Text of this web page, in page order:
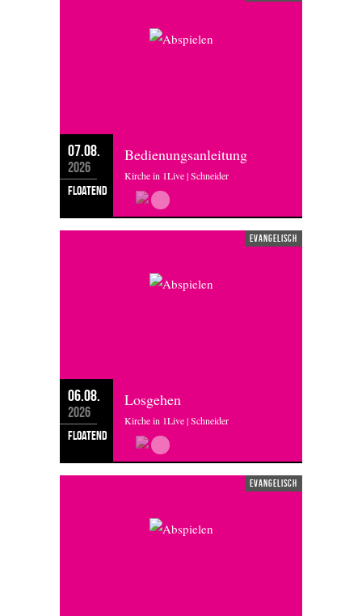
07.08.
2026
floatend
Bedienungsanleitung
Kirche in 1Live | Schneider
evangelisch
06.08.
2026
floatend
Losgehen
Kirche in 1Live | Schneider
evangelisch